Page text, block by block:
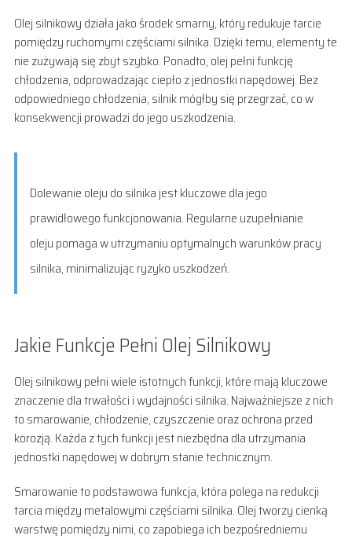
Olej silnikowy działa jako środek smarny, który redukuje tarcie
pomiędzy ruchomymi częściami silnika. Dzięki temu, elementy te
nie zużywają się zbyt szybko. Ponadto, olej pełni funkcję
chłodzenia, odprowadzając ciepło z jednostki napędowej. Bez
odpowiedniego chłodzenia, silnik mógłby się przegrzać, co w
konsekwencji prowadzi do jego uszkodzenia.
Dolewanie oleju do silnika jest kluczowe dla jego
prawidłowego funkcjonowania. Regularne uzupełnianie
oleju pomaga w utrzymaniu optymalnych warunków pracy
silnika, minimalizując ryzyko uszkodzeń.
Jakie Funkcje Pełni Olej Silnikowy
Olej silnikowy pełni wiele istotnych funkcji, które mają kluczowe
znaczenie dla trwałości i wydajności silnika. Najważniejsze z nich
to smarowanie, chłodzenie, czyszczenie oraz ochrona przed
korozją. Każda z tych funkcji jest niezbędna dla utrzymania
jednostki napędowej w dobrym stanie technicznym.
Smarowanie to podstawowa funkcja, która polega na redukcji
tarcia między metalowymi częściami silnika. Olej tworzy cienką
warstwę pomiędzy nimi, co zapobiega ich bezpośredniemu